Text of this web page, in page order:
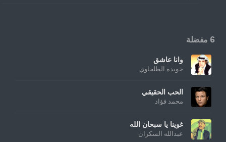
6 مفضلة
وانا عاشق
جويده الطلخاوي
الحب الحقيقي
محمد فؤاد
غوينا يا سبحان الله
عبدالله السكران